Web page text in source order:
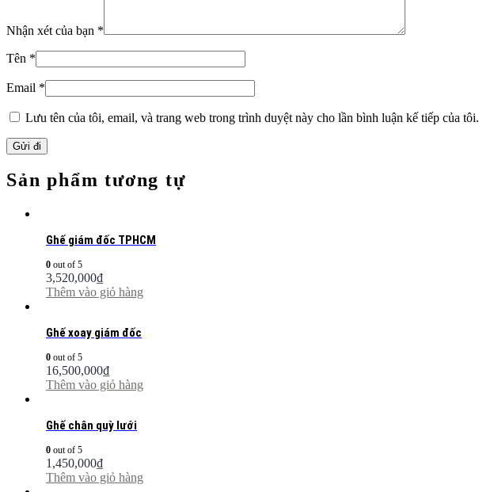
Nhận xét của bạn *
Tên *
Email *
Lưu tên của tôi, email, và trang web trong trình duyệt này cho lần bình luận kế tiếp của tôi.
Sản phẩm tương tự
Ghế giám đốc TPHCM
0 out of 5
3,520,000₫
Thêm vào giỏ hàng
Ghế xoay giám đốc
0 out of 5
16,500,000₫
Thêm vào giỏ hàng
Ghế chân quỳ lưới
0 out of 5
1,450,000₫
Thêm vào giỏ hàng